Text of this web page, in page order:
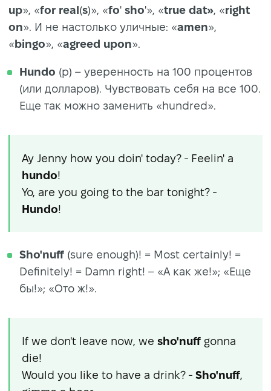
up», «for real (s)», «fo' sho'», «true dat», «right
on». И не настолько уличные: «amen»,
« bingo», «agreed upon».
Hundo (p) – уверенность на 100 процентов
(или долларов). Чувствовать себя на все 100.
Еще так можно заменить «hundred».
Ay Jenny how you doin' today? - Feelin' a
hundo!
Yo, are you going to the bar tonight? -
Hundo!
Sho'nuff (sure enough)! = Most certainly! =
Definitely! = Damn right! – «А как же!»; «Еще
бы!»; «Ото ж!».
If we don't leave now, we sho'nuff gonna
die!
Would you like to have a drink? - Sho'nuff,